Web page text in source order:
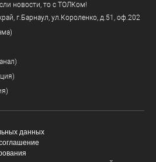
новости, то с ТОЛКом!
г.Барнаул, ул.Короленко, д.51, оф.202
данных